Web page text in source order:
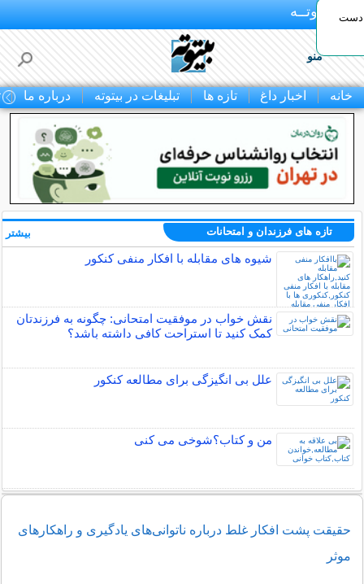
بـیتوتــه
منو
خانه اخبار داغ تازه ها تبلیغات در بیتوته درباره ما
دست
تازه های فرزندان و امتحانات
شیوه های مقابله با افکار منفی کنکور
نقش خواب در موفقیت امتحانی: چگونه به فرزندتان
کمک کنید تا استراحت کافی داشته باشد؟
علل بی انگیزگی برای مطالعه کنکور
من و کتاب؟شوخی می کنی
بیشتر
حقیقت پشت افکار غلط درباره ناتوانی‌های یادگیری و راهکارهای
موثر